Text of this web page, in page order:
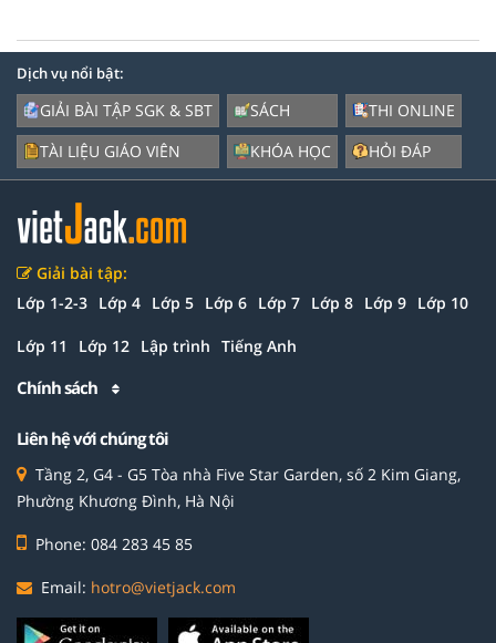
Dịch vụ nổi bật:
GIẢI BÀI TẬP SGK & SBT
TÀI LIỆU GIÁO VIÊN
SÁCH
KHÓA HỌC
THI ONLINE
HỎI ĐÁP
Giải bài tập:
Lớp 1-2-3 Lớp 4 Lớp 5 Lớp 6 Lớp 7 Lớp 8 Lớp 9 Lớp 10
Lớp 11 Lớp 12 Lập trình Tiếng Anh
Chính sách
Liên hệ với chúng tôi
Tầng 2, G4 - G5 Tòa nhà Five Star Garden, số 2 Kim Giang,
Phường Khương Đình, Hà Nội
Phone: 084 283 45 85
Email: hotro@vietjack.com